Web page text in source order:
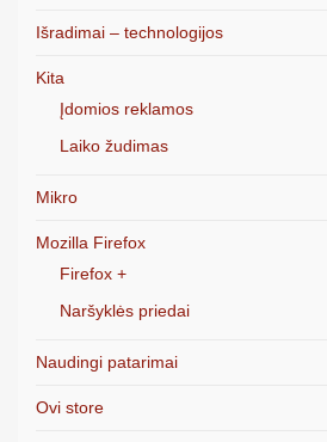
Išradimai – technologijos
Kita
Įdomios reklamos
Laiko žudimas
Mikro
Mozilla Firefox
Firefox +
Naršyklės priedai
Naudingi patarimai
Ovi store